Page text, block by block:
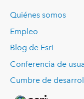
Quiénes somos
Empleo
Blog de Esri
Conferencia de
Cumbre de